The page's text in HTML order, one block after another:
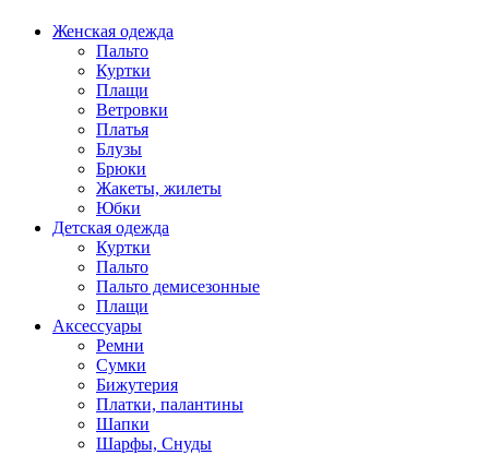
Женская одежда
Пальто
Куртки
Плащи
Ветровки
Платья
Блузы
Брюки
Жакеты, жилеты
Юбки
Детская одежда
Куртки
Пальто
Пальто демисезонные
Плащи
Аксессуары
Ремни
Сумки
Бижутерия
Платки, палантины
Шапки
Шарфы, Снуды